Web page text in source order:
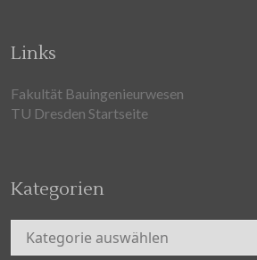
Links
Fakultät Bauingenieurwesen
TU Dresden Startseite
Kategorien
Kategorien